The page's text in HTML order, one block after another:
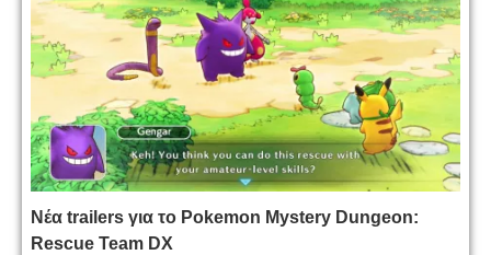
Νέα trailers για το Pokemon Mystery Dungeon:
Rescue Team DX